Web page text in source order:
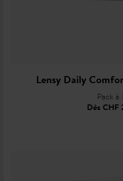
Lensy Daily
Pack à
Dès CHF